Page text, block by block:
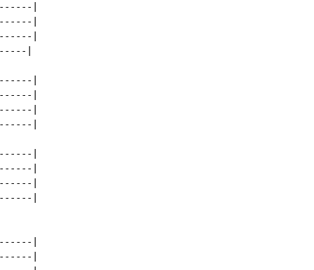
|
|
|
|
|
|
|
|
|
|
|
|
|
|